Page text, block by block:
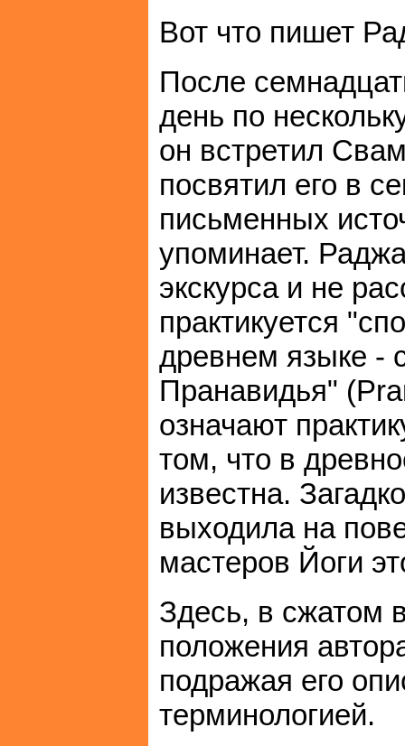
Вот что пишет
После
день по
он встретил
посвятил его в
письменных
упоминает.
экскурса и не
практикуется
древнем языке -
Пранавидья"
означают
том, что в
известна.
выходила на
мастеров Йоги
Здесь, в сжатом
положения
подражая его
терминологией.